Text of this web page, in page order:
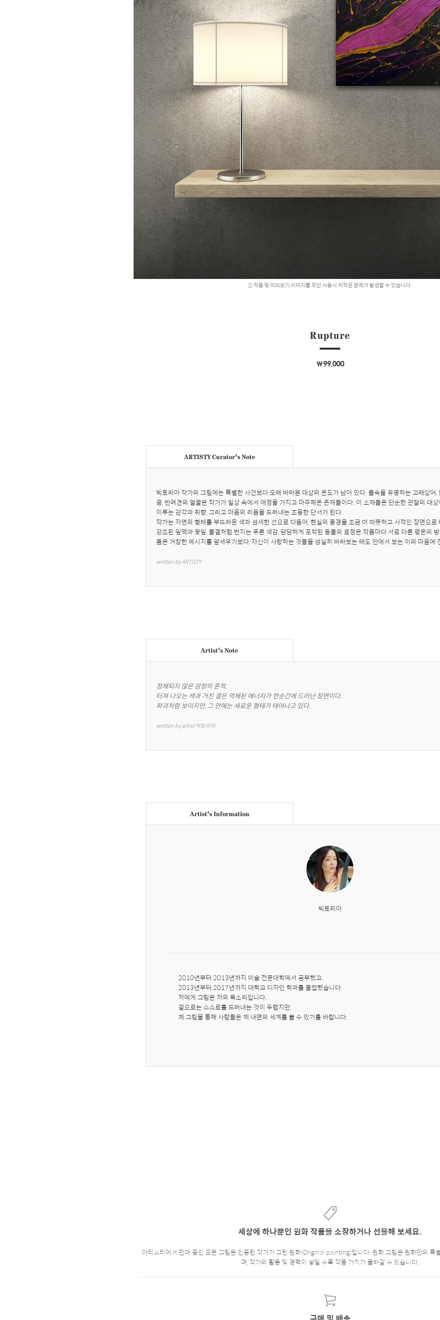
작품 및 미리보기 이미지를 무단 사용시 저작권 문제가 발생할 수 있습니다.
Rupture
￦99,000
ARTISTY Curator's Note
빅토리아 작가의 그림에는 특별한 사건보다 오래 바라본 대상의 온도가 남아 있다. 물속을 유영하는 고래상어,
콩, 반려견의 얼굴은 작가가 일상 속에서 애정을 가지고 마주해온 존재들이다. 이 소재들은 단순한 관찰의 대
이루는 감각과 취향, 그리고 마음의 리듬을 드러내는 조용한 단서가 된다.
작가는 자연의 형태를 부드러운 색과 섬세한 선으로 다듬어, 현실의 풍경을 조금 더 따뜻하고 사적인 장면으
강조된 잎맥과 꽃잎, 물결처럼 번지는 푸른 색감, 담담하게 포착된 동물의 표정은 작품마다 서로 다른 평온의
품은 거창한 메시지를 앞세우기보다, 자신이 사랑하는 것들을 성실히 바라보는 태도 안에서 보는 이의 마음에
written by ARTISTY
Artist's Note
정제되지 않은 감정의 흔적.
터져 나오는 색과 거친 결은 억제된 에너지가 한순간에 드러난 장면이다.
파괴처럼 보이지만, 그 안에는 새로운 형태가 태어나고 있다.
written by artist 빅토리아
Artist's Information
빅토리아
2010년부터 2013년까지 미술 전문대학에서 공부했고,
2013년부터 2017년까지 대학교 디자인 학과를 졸업했습니다.
저에게 그림은 저의 목소리입니다.
겉으로는 스스로를 드러내는 것이 두렵지만,
제 그림을 통해 사람들은 제 내면의 세계를 볼 수 있기를 바랍니다.
세상에 하나뿐인 원화 작품을 소장하거나 선물해 보세요.
아티스티에서 판매 중인 모든 그림은 인증된 작가가 그린 원화(Original painting)입니다. 원화 그림은 원화만의 특
며, 작가의 활동 및 경력이 쌓일 수록 작품 가치가 올라갈 수 있습니다.